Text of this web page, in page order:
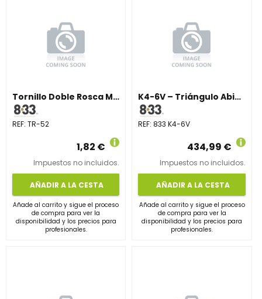
Tornillo Doble Rosca M10×250 con Junta (4 uds)
REF: TR-52
1,82 €
Impuestos no incluidos.
AÑADIR A LA CESTA
Añade al carrito y sigue el proceso
de compra para ver la
disponibilidad y los precios para
profesionales.
K4-6V – Triángulo Abierto Vertical 15°
REF:833 K4-6V
434,99 €
Impuestos no incluidos.
AÑADIR A LA CESTA
Añade al carrito y sigue el proceso
de compra para ver la
disponibilidad y los precios para
profesionales.